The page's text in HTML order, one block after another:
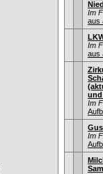
Im
aus
Im
aus
und
Im
Im